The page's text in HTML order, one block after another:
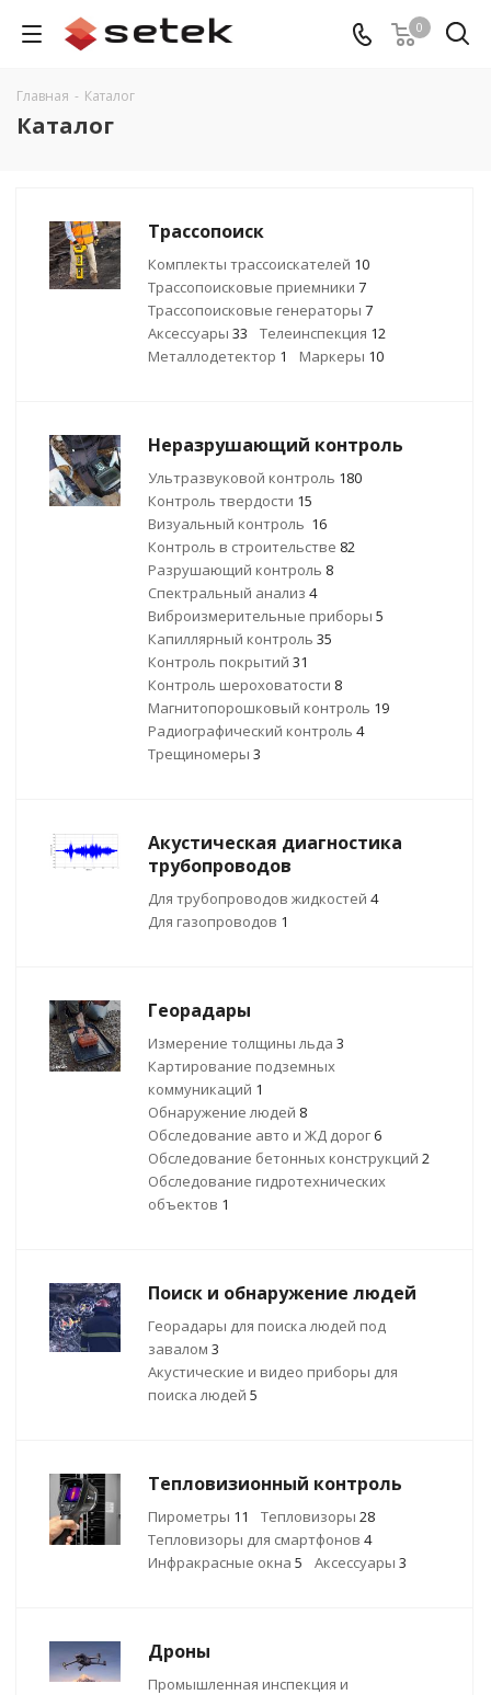
0
Главная - Каталог
Каталог
Трассопоиск
Комплекты трассоискателей 10
Трассопоисковые приемники 7
Трассопоисковые генераторы 7
Аксессуары 33 Телеинспекция 12
Металлодетектор 1 Маркеры 10
Неразрушающий контроль
Ультразвуковой контроль 180
Контроль твердости 15
Визуальный контроль 16
Контроль в строительстве 82
Разрушающий контроль 8
Спектральный анализ 4
Виброизмерительные приборы 5
Капиллярный контроль 35
Контроль покрытий 31
Контроль шероховатости 8
Магнитопорошковый контроль 19
Радиографический контроль 4
Трещиномеры 3
Акустическая диагностика
трубопроводов
Для трубопроводов жидкостей 4
Для газопроводов 1
Георадары
Измерение толщины льда 3
Картирование подземных
коммуникаций 1
Обнаружение людей 8
Обследование авто и ЖД дорог 6
Обследование бетонных конструкций 2
Обследование гидротехнических
объектов 1
Поиск и обнаружение людей
Георадары для поиска людей под
завалом 3
Акустические и видео приборы для
поиска людей 5
Тепловизионный контроль
Пирометры 11 Тепловизоры 28
Тепловизоры для смартфонов 4
Инфракрасные окна 5 Аксессуары 3
Дроны
Промышленная инспекция и